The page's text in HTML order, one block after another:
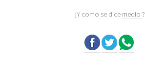
¿Y como se dice medio ?